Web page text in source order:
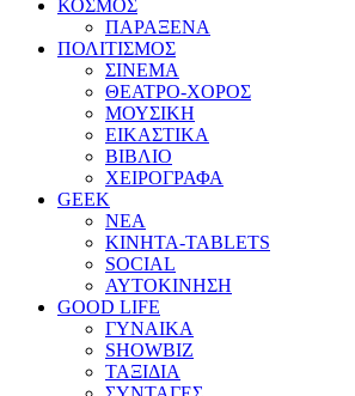
ΚΟΣΜΟΣ
ΠΑΡΑΞΕΝΑ
ΠΟΛΙΤΙΣΜΟΣ
ΣΙΝΕΜΑ
ΘΕΑΤΡΟ-ΧΟΡΟΣ
ΜΟΥΣΙΚΗ
ΕΙΚΑΣΤΙΚΑ
ΒΙΒΛΙΟ
ΧΕΙΡΟΓΡΑΦΑ
GEEK
ΝΕΑ
ΚΙΝΗΤΑ-TABLETS
SOCIAL
ΑΥΤΟΚΙΝΗΣΗ
GOOD LIFE
ΓΥΝΑΙΚΑ
SHOWBIZ
ΤΑΞΙΔΙΑ